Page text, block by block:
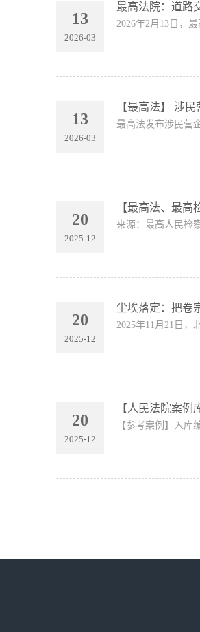
13
2026-03
最高法院：道路
2026年2月13日，
13
2026-03
【最高法】 涉
最高法发布涉民营
20
2025-12
【最高法、最
来源：最高人民检
20
2025-12
尘埃落定：把卷
2025年11月21日
20
2025-12
【人民法院案
【参考案例】入库